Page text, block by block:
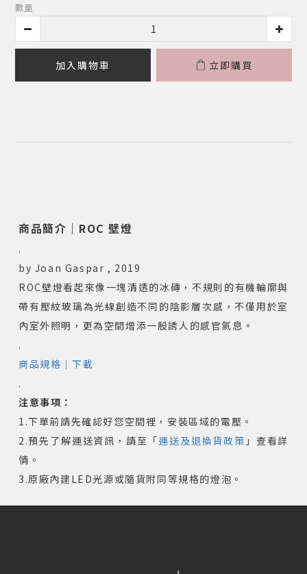
數量
加入購物車 立即購買
商品簡介｜ROC 壁燈
.
by Joan Gaspar , 2019
ROC壁燈看起來像一塊清透的冰磚，不規則的有機輪廓與
帶有壓紋玻璃為光線創造不同的陰影層次感，不僅用於室
內室外照明，更為空間增添一股誘人的感官氣息。
.
商品規格｜下載
.
注意事項：
1.下單前請先確認好您空間裡，安裝區域的電壓。
2.預先了解運送資訊，請至「運送及退換貨政策 」查看詳
情。
3.原廠內建LED光源或隨貨附同等規格的燈泡。